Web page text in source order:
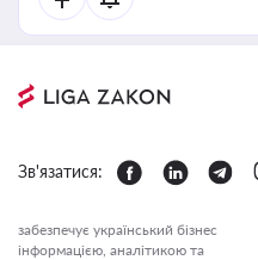
Зв'язатися:
забезпечує український бізнес
інформацією, аналітикою та